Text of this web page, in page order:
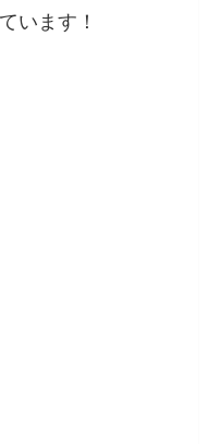
います！